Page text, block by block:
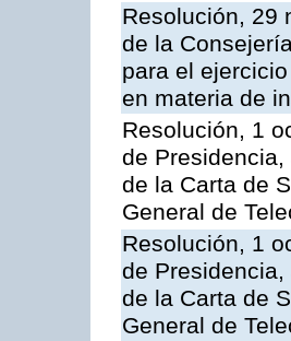
Resolución, 29
de la
para el
en materia de
Resolución, 1
de
de la Carta de
General de
Resolución, 1
de
de la Carta de
General de